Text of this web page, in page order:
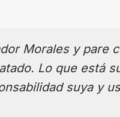
Morales y pare
Lo que está
suya y